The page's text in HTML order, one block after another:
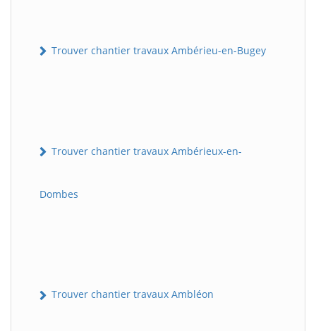
Trouver chantier travaux Ambérieu-en-Bugey
Trouver chantier travaux Ambérieux-en-
Dombes
Trouver chantier travaux Ambléon